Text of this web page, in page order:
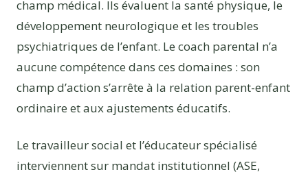
champ médical. Ils évaluent la santé physique, le
développement neurologique et les troubles
psychiatriques de l’enfant. Le coach parental n’a
aucune compétence dans ces domaines : son
champ d’action s’arrête à la relation parent-enfant
ordinaire et aux ajustements éducatifs.
Le travailleur social et l’éducateur spécialisé
interviennent sur mandat institutionnel (ASE,